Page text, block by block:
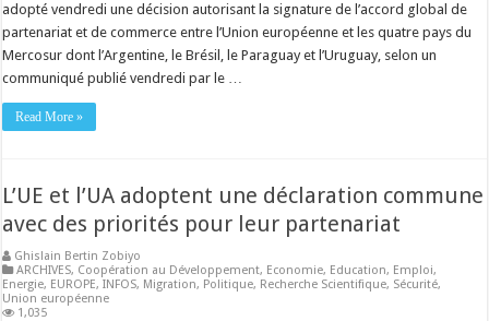
adopté vendredi une décision autorisant la signature de l’accord global de
partenariat et de commerce entre l’Union européenne et les quatre pays du
Mercosur dont l’Argentine, le Brésil, le Paraguay et l’Uruguay, selon un
communiqué publié vendredi par le …
Read More »
L’UE et l’UA adoptent une déclaration commune
avec des priorités pour leur partenariat
Ghislain Bertin Zobiyo
ARCHIVES, Coopération au Développement, Economie, Education, Emploi,
Energie, EUROPE,INFOS, Migration, Politique, Recherche Scientifique, Sécurité,
Union européenne
1,035